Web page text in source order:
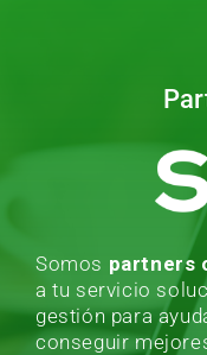
Somos partners
a tu servicio
gestión para
conseguir